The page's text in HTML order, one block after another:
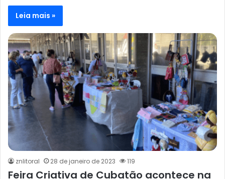
Leia mais »
znlitoral 28 de janeiro de 2023 119
Feira Criativa de Cubatão acontece na